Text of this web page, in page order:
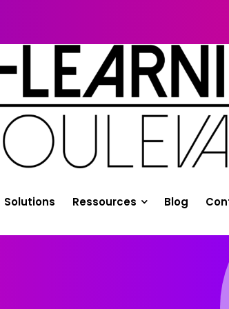
Solutions Ressources Blog